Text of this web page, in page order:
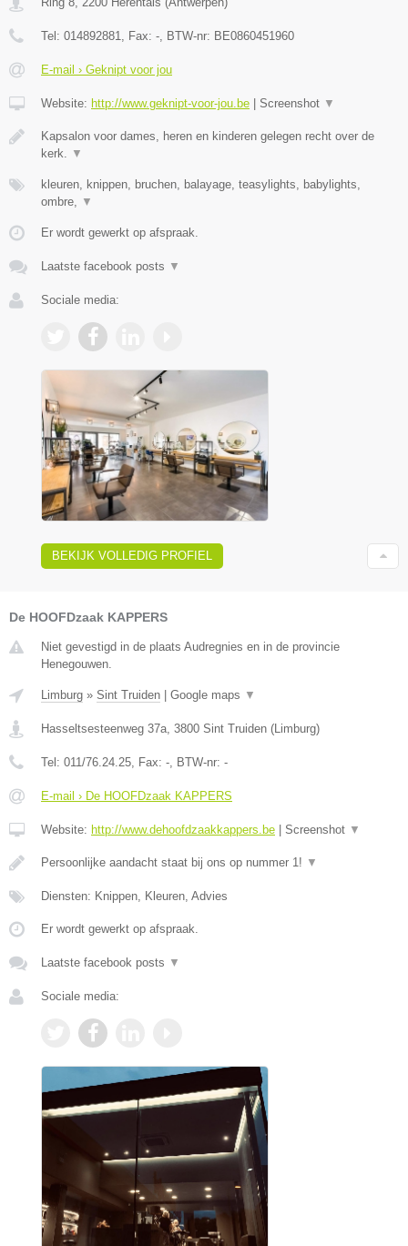
Tel: 014892881 , Fax: - , BTW-nr: BE0860451960
E-mail › Geknipt voor jou
Website: http://www.geknipt-voor-jou.be | Screenshot ▼
Kapsalon voor dames, heren en kinderen gelegen recht over de
kerk.
▼
kleuren, knippen, bruchen, balayage, teasylights, babylights,
ombre,
▼
Er wordt gewerkt op afspraak.
Laatste facebook posts ▼
Sociale media:
BEKIJK VOLLEDIG PROFIEL
De HOOFDzaak KAPPERS
Niet gevestigd in de plaats Audregnies en in de provincie
Henegouwen.
Limburg » Sint Truiden Google maps ▼
Hasseltsesteenweg 37a, 3800 Sint Truiden (Limburg)
Tel: 011/76.24.25, Fax: -, BTW-nr: -
E-mail › De HOOFDzaak KAPPERS
Website: http://www.dehoofdzaakkappers.be Screenshot ▼
Persoonlijke aandacht staat bij ons op nummer 1! ▼
Diensten: Knippen, Kleuren, Advies
Er wordt gewerkt op afspraak.
Laatste facebook posts ▼
Sociale media: